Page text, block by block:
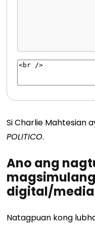
Si Charlie Mahtesian
POLITICO.
Ano ang
digital/
Natagpuan kong